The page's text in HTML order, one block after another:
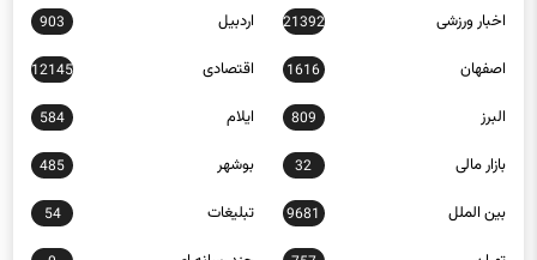
اخبار ورزشی 21392 اردبیل 903
اصفهان 1616 اقتصادی 12145
البرز 809 ایلام 584
بازار مالی 32 بوشهر 485
بین الملل 9681 تبلیغات 54